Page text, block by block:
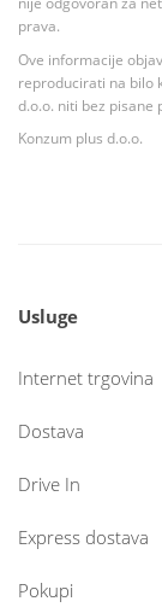
prava.
Ove informacije
reproducirati na bilo
d.o.o. niti bez pisane
Konzum plus d.o.o.
Usluge
Internet trgovina
Dostava
Drive In
Express dostava
Pokupi